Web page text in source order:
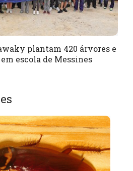
plantam 420 árvores e
escola de Messines